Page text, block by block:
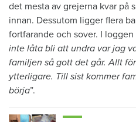
det mesta av grejerna kvar på
innan. Dessutom ligger flera
fortfarande och sover. I
inte låta bli att undra var jag
familjen så gott det går. Allt
ytterligare. Till sist kommer
börja”.